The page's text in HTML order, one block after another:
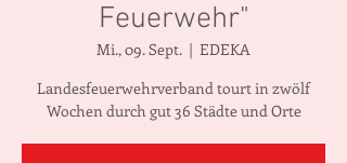
Feuerwehr"
Mi., 09. Sept.
  |
EDEKA
Landesfeuerwehrverband tourt in zwölf
Wochen durch gut 36 Städte und Orte